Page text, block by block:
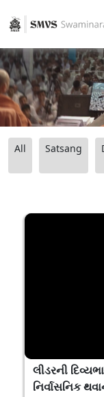
All Satsang
લીડરની
નિર્વાસનિક